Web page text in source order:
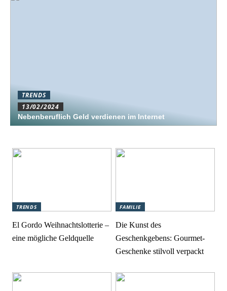
TRENDS
13/02/2024
Nebenberuflich Geld verdienen im Internet
TRENDS
El Gordo Weihnachtslotterie –
eine mögliche Geldquelle
FAMILIE
Die Kunst des
Geschenkgebens: Gourmet-
Geschenke stilvoll verpackt